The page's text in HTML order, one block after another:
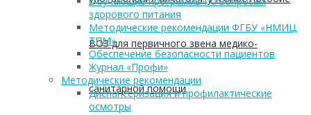
ВОЗ для первичного звена медико-
санитарной помощи
здорового питания
Методические рекомендации ФГБУ «НМИЦ
ТПМ»
Обеспечение безопасности пациентов
Журнал «Профи»
Методические рекомендации
Диспансеризация и профилактические
осмотры